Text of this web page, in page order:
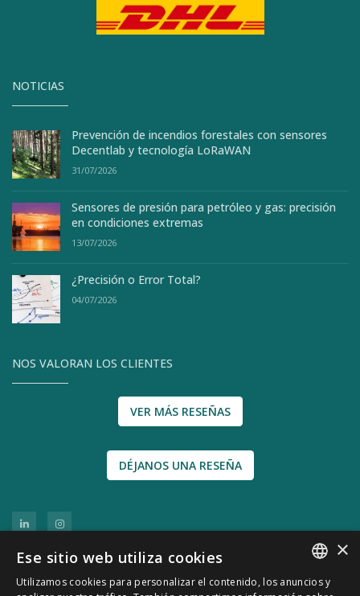
NOTICIAS
Prevención de incendios forestales con sensores
Decentlab y tecnología LoRaWAN
31/07/2026
Sensores de presión para petróleo y gas: precisión
en condiciones extremas
13/07/2026
¿Precisión o Error Total?
04/07/2026
NOS VALORAN LOS CLIENTES
VER MÁS RESEÑAS
DÉJANOS UNA RESEÑA
SPANISH
×
Ese sitio web utiliza cookies
Utilizamos cookies para personalizar el contenido, los anuncios y